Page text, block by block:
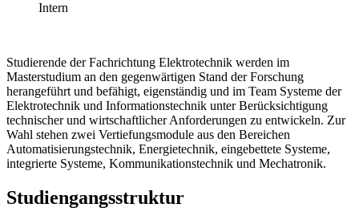
Intern
Studierende der Fachrichtung Elektrotechnik werden im
Masterstudium an den gegenwärtigen Stand der Forschung
herangeführt und befähigt, eigenständig und im Team Systeme der
Elektrotechnik und Informationstechnik unter Berücksichtigung
technischer und wirtschaftlicher Anforderungen zu entwickeln. Zur
Wahl stehen zwei Vertiefungsmodule aus den Bereichen
Automatisierungstechnik, Energietechnik, eingebettete Systeme,
integrierte Systeme, Kommunikationstechnik und Mechatronik.
Studiengangsstruktur